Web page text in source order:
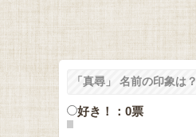
「真尋」 名前の印象は？
好き！：0票